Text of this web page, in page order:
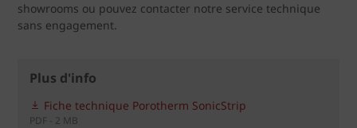
showrooms ou pouvez contacter notre service technique
sans engagement.
Plus d'info
Fiche technique Porotherm SonicStrip
PDF - 2 MB